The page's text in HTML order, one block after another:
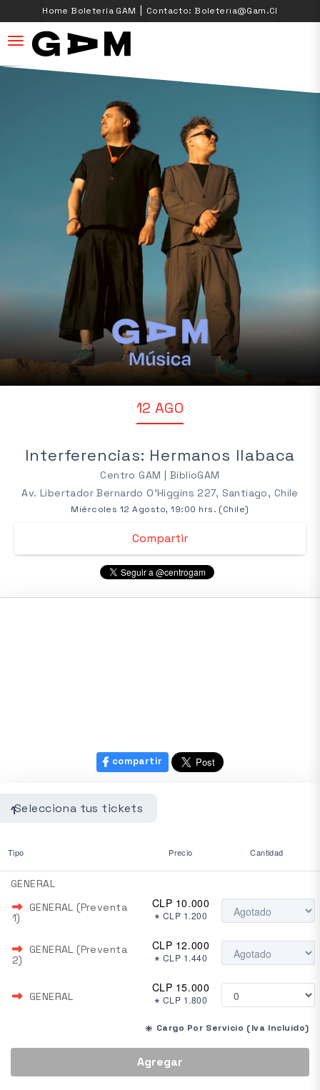
Home Boletería GAM | Contacto: Boleteria@gam.cl
desplegar navegación
12 AGO
Interferencias: Hermanos Ilabaca
Centro GAM | BiblioGAM
Av. Libertador Bernardo O'Higgins 227, Santiago, Chile
Miércoles 12 Agosto, 19:00 hrs. (Chile)
Compartir
compartir
Selecciona tus tickets
1
Tipo Precio Cantidad
GENERAL
GENERAL (Preventa
1)
CLP 10.000
* CLP 1.200
GENERAL (Preventa
2)
CLP 12.000
* CLP 1.440
GENERAL
CLP 15.000
* CLP 1.800
* Cargo Por Servicio (Iva Incluido)
Agregar